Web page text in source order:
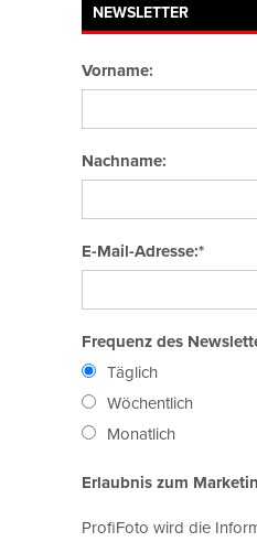
NEWSLETTER
Vorname:
Nachname:
E-Mail-Adresse:*
Frequenz des
Täglich
Wöchentlich
Monatlich
Erlaubnis zum
ProfiFoto wird die